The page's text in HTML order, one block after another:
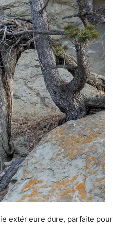
extérieure dure, parfaite pour